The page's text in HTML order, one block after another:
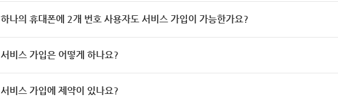
하나의 휴대폰에 2개 번호 사용자도 서비스 가입이 가능한가요?
서비스 가입은 어떻게 하나요?
서비스 가입에 제약이 있나요?